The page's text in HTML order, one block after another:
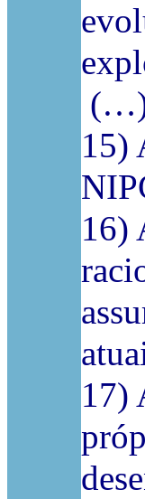
15)
16)
17)